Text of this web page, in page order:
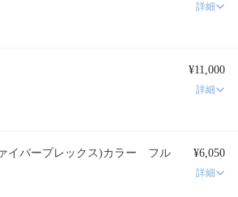
詳細
¥11,000
詳細
イバープレックス)カラー フル ¥6,050
詳細